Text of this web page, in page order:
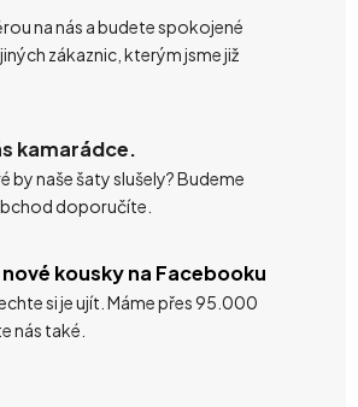
na nás a budete spokojené
zákaznic, kterým jsme již
kamarádce.
by naše šaty slušely? Budeme
doporučíte.
kousky na Facebooku
si je ujít. Máme přes 95.000
nás také.